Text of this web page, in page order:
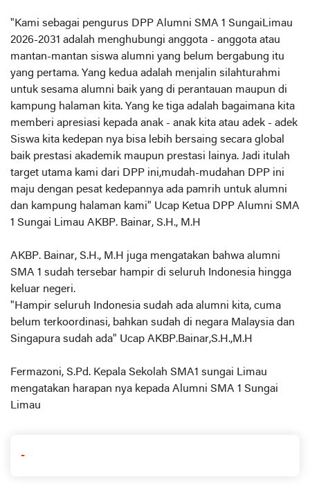
"Kami sebagai pengurus DPP Alumni SMA 1 SungaiLimau
2026-2031 adalah menghubungi anggota - anggota atau
mantan-mantan siswa alumni yang belum bergabung itu
yang pertama. Yang kedua adalah menjalin silahturahmi
untuk sesama alumni baik yang di perantauan maupun di
kampung halaman kita. Yang ke tiga adalah bagaimana kita
memberi apresiasi kepada anak - anak kita atau adek - adek
Siswa kita kedepan nya bisa lebih bersaing secara global
baik prestasi akademik maupun prestasi lainya. Jadi itulah
target utama kami dari DPP ini,mudah-mudahan DPP ini
maju dengan pesat kedepannya ada pamrih untuk alumni
dan kampung halaman kami" Ucap Ketua DPP Alumni SMA
1 Sungai Limau AKBP. Bainar, S.H., M.H
AKBP. Bainar, S.H., M.H juga mengatakan bahwa alumni
SMA 1 sudah tersebar hampir di seluruh Indonesia hingga
keluar negeri.
"Hampir seluruh Indonesia sudah ada alumni kita, cuma
belum terkoordinasi, bahkan sudah di negara Malaysia dan
Singapura sudah ada" Ucap AKBP.Bainar,S.H.,M.H
Fermazoni, S.Pd. Kepala Sekolah SMA1 sungai Limau
mengatakan harapan nya kepada Alumni SMA 1 Sungai
Limau
-